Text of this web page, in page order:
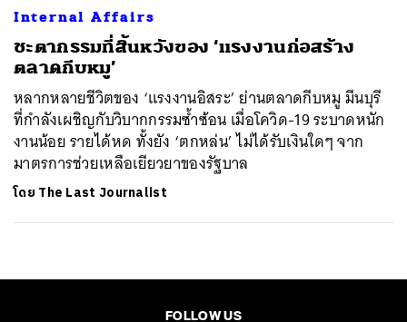
Internal Affairs
ชะตากรรมที่สิ้นหวังของ ‘แรงงานก่อสร้าง
ตลาดกีบหมู’
หลากหลายชีวิตของ ‘แรงงานอิสระ’ ย่านตลาดกีบหมู มีนบุรี
ที่กำลังเผชิญกับวิบากกรรมซ้ำซ้อน เมื่อโควิด-19 ระบาดหนัก
งานน้อย รายได้หด ทั้งยัง ‘ตกหล่น’ ไม่ได้รับเงินใดๆ จาก
มาตรการช่วยเหลือเยียวยาของรัฐบาล
โดย The Last Journalist
FOLLOW US